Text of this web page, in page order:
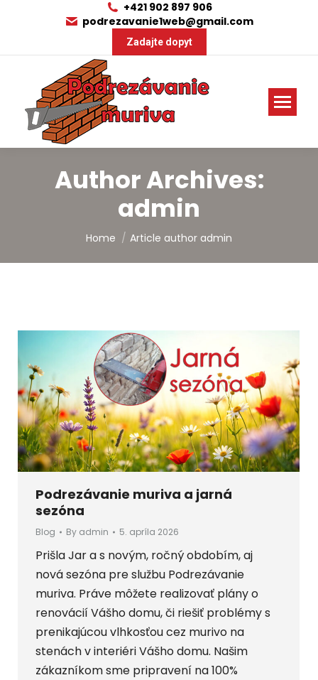
+421 902 897 906
podrezavanie1web@gmail.com
Zadajte dopyt
Author Archives:
admin
You are here:
Home Article author admin
Podrezávanie muriva a jarná
sezóna
Blog By admin 5. apríla 2026
Prišla Jar a s novým, ročný obdobím, aj
nová sezóna pre službu Podrezávanie
muriva. Práve môžete realizovať plány o
renovácií Vášho domu, či riešiť problémy s
prenikajúcou vlhkosťou cez murivo na
stenách v interiéri Vášho domu. Našim
zákazníkom sme pripravení na 100%